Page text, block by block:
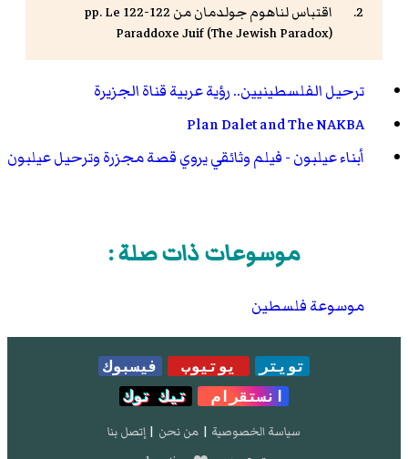
اقتباس لناهوم جولدمان من 122-122 pp. Le
Paraddoxe Juif (The Jewish Paradox)
ترحيل الفلسطينيين.. رؤية عربيةقناة الجزيرة
Plan Dalet and The NAKBA
أبناء عيلبون - فيلم وثائقي يروي قصة مجزرة وترحيل عيلبون
موسوعات ذات صلة :
موسوعة فلسطين
تويتر يوتيوب
فيسبوك
انستقرام
تيك توك
سياسة الخصوصية | من نحن | إتصل بنا